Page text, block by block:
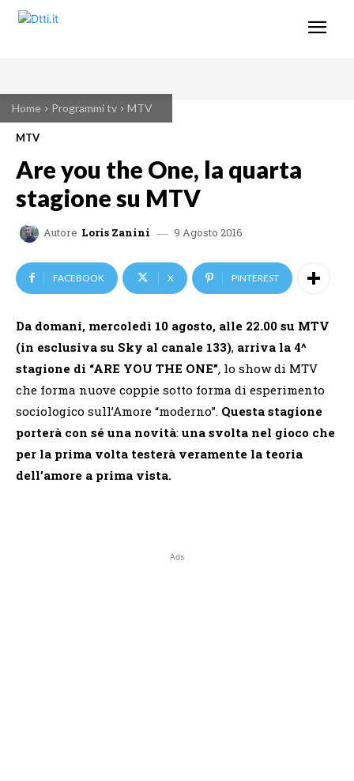
Home Programmi tv MTV
MTV
Are you the One, la quarta
stagione su MTV
Autore Loris Zanini 9 Agosto 2016
FACEBOOK X PINTEREST
Da domani, mercoledì 10 agosto, alle 22.00 su MTV
(in esclusiva su Sky al canale 133), arriva la 4^
stagione di “ARE YOU THE ONE”, lo show di MTV
che forma nuove coppie sotto forma di esperimento
sociologico sull’Amore “moderno”. Questa stagione
porterà con sé una novità: una svolta nel gioco che
per la prima volta testerà veramente la teoria
dell’amore a prima vista.
Ads